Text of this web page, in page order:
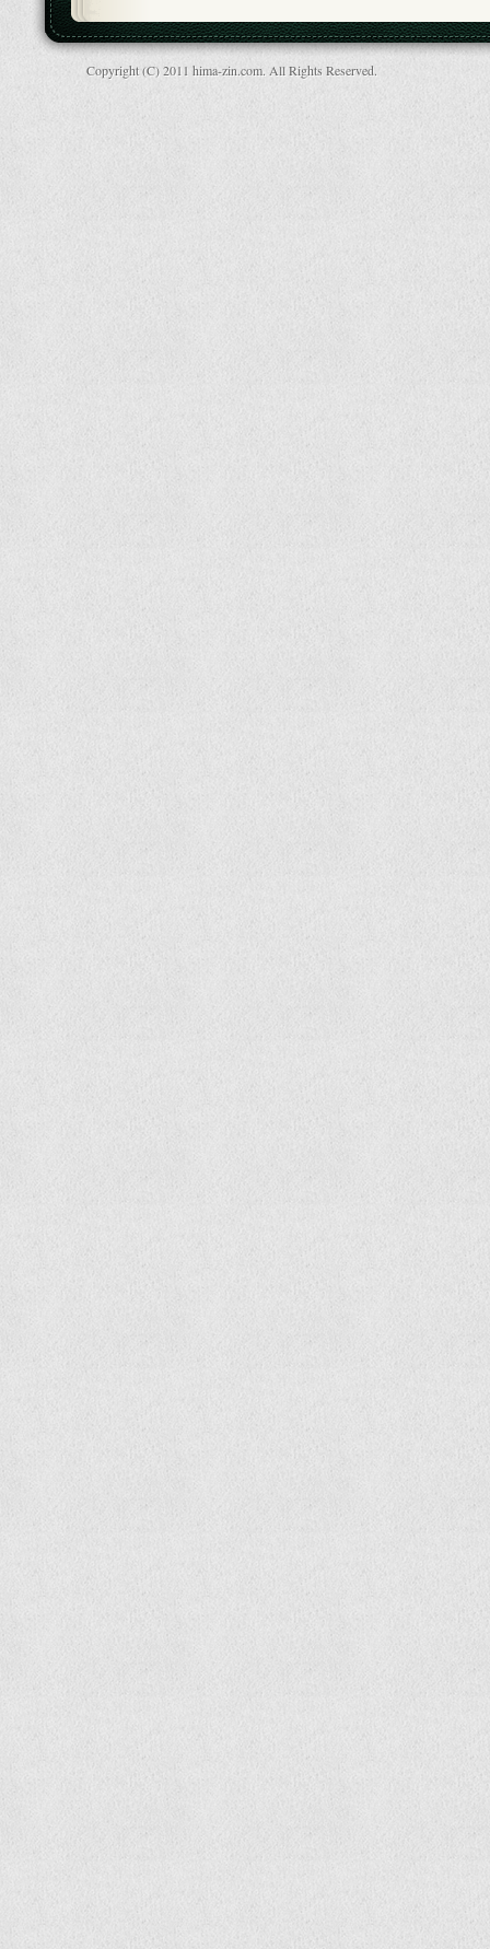
Copyright (C) 2011 hima-zin.com. All Rights Reserved.